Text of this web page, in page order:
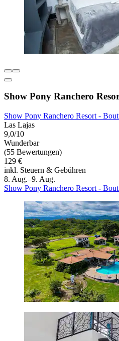
Show Pony Ranchero
Show Pony Ranchero Resort -
Las Lajas
9,0/10
Wunderbar
(55 Bewertungen)
129 €
inkl. Steuern & Gebühren
8. Aug.–9. Aug.
Show Pony Ranchero Resort -